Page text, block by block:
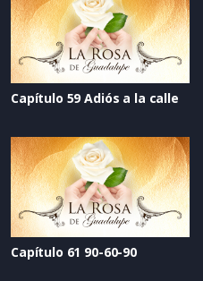
Capítulo 59 Adiós a la calle
Capítulo 61 90-60-90